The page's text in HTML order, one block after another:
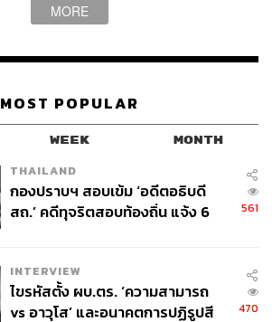
MORE
MOST POPULAR
WEEK MONTH
THAILAND
กองปราบฯ สอบเข้ม ‘อดีตอธิบดี
สถ.’ คดีทุจริตสอบท้องถิ่น แจ้ง 6
561
INTERVIEW
ไขรหัสตั้ง ผบ.ตร. ‘ความสามารถ
vs อาวุโส’ และอนาคตการปฏิรูปสี
470